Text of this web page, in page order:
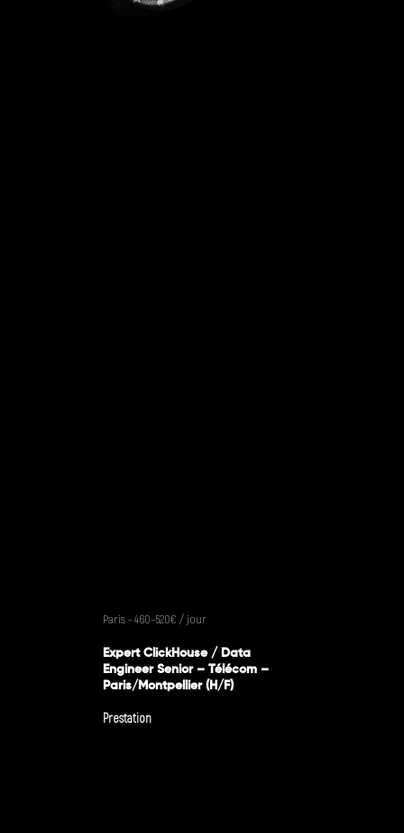
Paris - 460–520€ / jour
Expert ClickHouse / Data
Engineer Senior – Télécom –
Paris/Montpellier (H/F)
Prestation